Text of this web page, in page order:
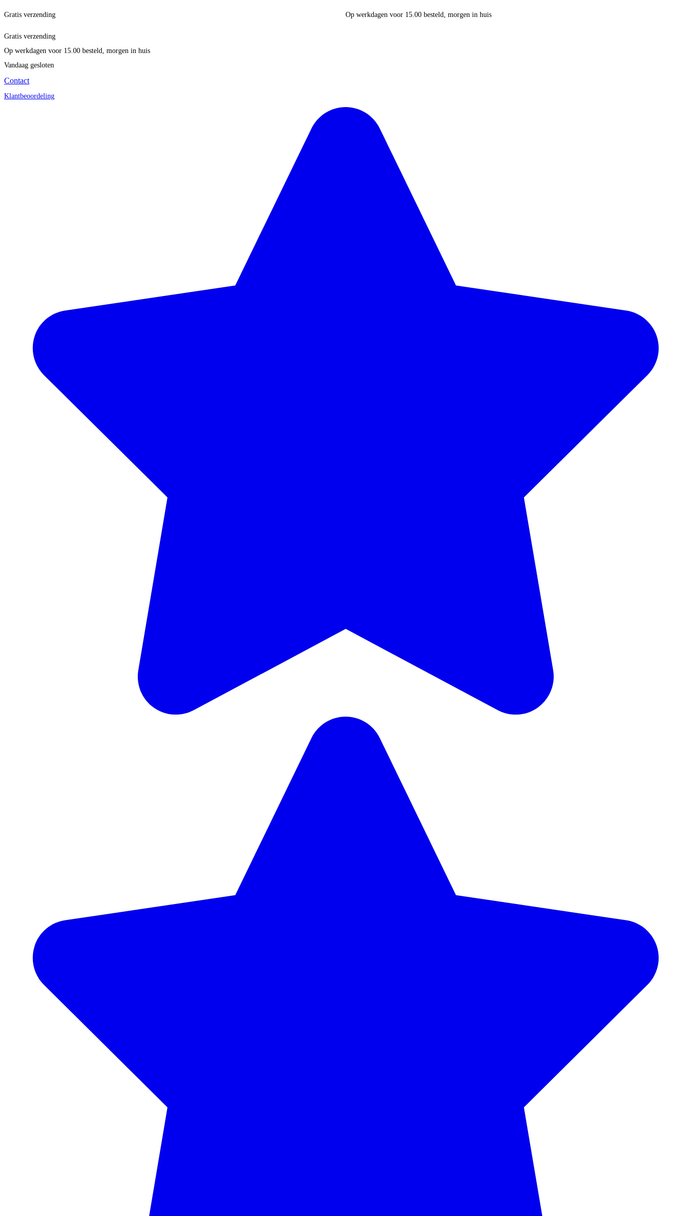
Gratis verzending Op werkdagen voor 15.00 besteld, morgen in huis
Gratis verzending
Op werkdagen voor 15.00 besteld, morgen in huis
Vandaag gesloten
Contact
Klantbeoordeling